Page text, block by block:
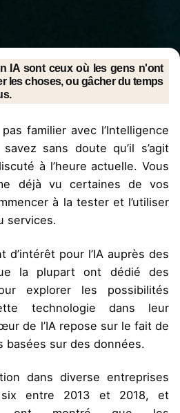
IA sont ceux où les gens n'ont
les choses, ou gâcher du temps
familier avec l’Intelligence
sans doute qu’il s’agit
à l’heure actuelle. Vous
déjà vu certaines de vos
à la tester et l’utiliser
services.
d’intérêt pour l’IA auprès des
la plupart ont dédié des
explorer les possibilités
technologie dans leur
de l’IA repose sur le fait de
basées sur des données.
dans diverse entreprises
entre 2013 et 2018, et